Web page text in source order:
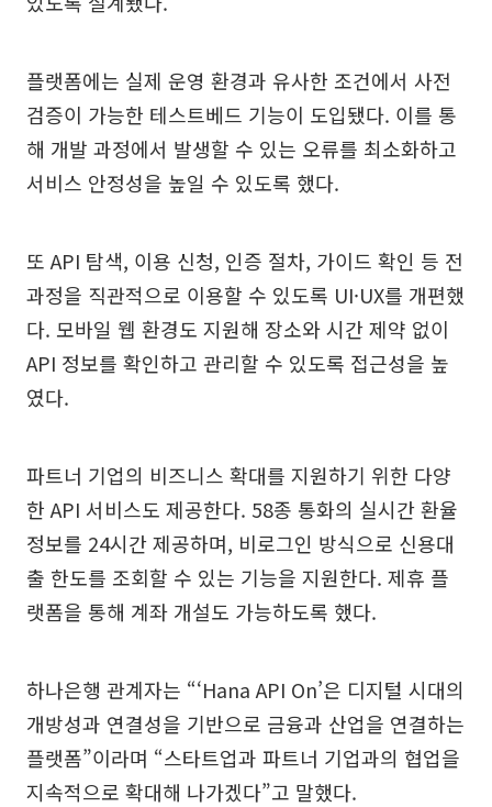
플랫폼에는 실제 운영 환경과 유사한 조건에서 사전
검증이 가능한 테스트베드 기능이 도입됐다. 이를 통
해 개발 과정에서 발생할 수 있는 오류를 최소화하고
서비스 안정성을 높일 수 있도록 했다.
또 API 탐색, 이용 신청, 인증 절차, 가이드 확인 등 전
과정을 직관적으로 이용할 수 있도록 UI·UX를 개편했
다. 모바일 웹 환경도 지원해 장소와 시간 제약 없이
API 정보를 확인하고 관리할 수 있도록 접근성을 높
였다.
파트너 기업의 비즈니스 확대를 지원하기 위한 다양
한 API 서비스도 제공한다. 58종 통화의 실시간 환율
정보를 24시간 제공하며, 비로그인 방식으로 신용대
출 한도를 조회할 수 있는 기능을 지원한다. 제휴 플
랫폼을 통해 계좌 개설도 가능하도록 했다.
하나은행 관계자는 “‘Hana API On’은 디지털 시대의
개방성과 연결성을 기반으로 금융과 산업을 연결하는
플랫폼”이라며 “스타트업과 파트너 기업과의 협업을
지속적으로 확대해 나가겠다”고 말했다.